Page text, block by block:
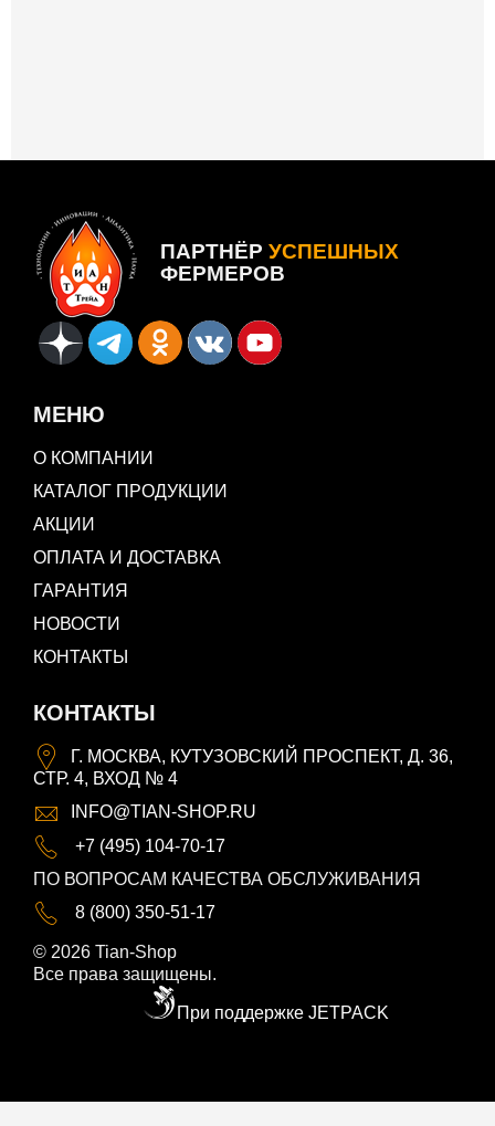
ПАРТНЁР УСПЕШНЫХ
ФЕРМЕРОВ
МЕНЮ
О КОМПАНИИ
КАТАЛОГ ПРОДУКЦИИ
АКЦИИ
ОПЛАТА И ДОСТАВКА
ГАРАНТИЯ
НОВОСТИ
КОНТАКТЫ
КОНТАКТЫ
Г. МОСКВА, КУТУЗОВСКИЙ ПРОСПЕКТ, Д. 36,
СТР. 4, ВХОД № 4
INFO@TIAN-SHOP.RU
+7 (495) 104-70-17
ПО ВОПРОСАМ КАЧЕСТВА ОБСЛУЖИВАНИЯ
8 (800) 350-51-17
© 2026 Tian-Shop
Все права защищены.
При поддержке JETPACK